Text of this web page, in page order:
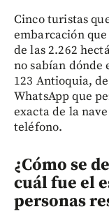
Cinco turistas
embarcación
de las 2.262
no sabían dónde
123 Antioquia,
WhatsApp que
exacta de la
teléfono.
¿Cómo se
cuál fue el
personas